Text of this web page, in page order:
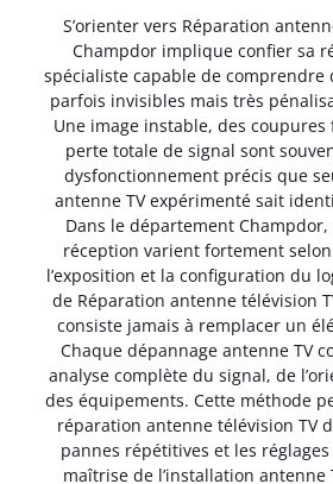
S’orienter vers Réparation
Champdor implique confier sa
spécialiste capable de comprendre
parfois invisibles mais très
Une image instable, des
perte totale de signal sont
dysfonctionnement précis que
antenne TV expérimenté sait
Dans le département
réception varient fortement
l’exposition et la configuration du
de Réparation antenne télévision
consiste jamais à remplacer un
Chaque dépannage antenne TV
analyse complète du signal, de
des équipements. Cette méthode
réparation antenne télévision TV
pannes répétitives et les
maîtrise de l’installation antenne